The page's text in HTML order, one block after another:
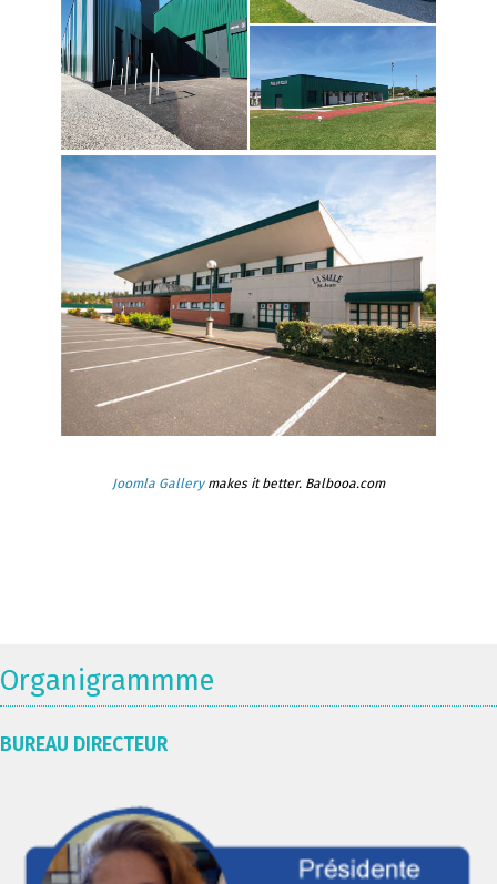
Joomla Gallerymakes it better. Balbooa.com
Organigrammme
BUREAU DIRECTEUR